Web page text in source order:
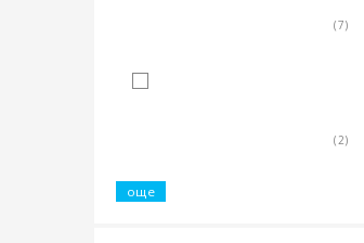
(7)
(2)
още